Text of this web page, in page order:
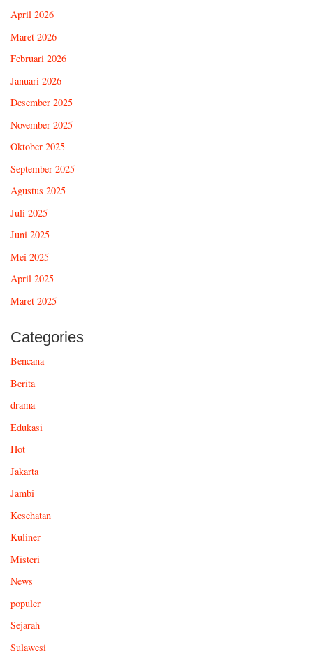
April 2026
Maret 2026
Februari 2026
Januari 2026
Desember 2025
November 2025
Oktober 2025
September 2025
Agustus 2025
Juli 2025
Juni 2025
Mei 2025
April 2025
Maret 2025
Categories
Bencana
Berita
drama
Edukasi
Hot
Jakarta
Jambi
Kesehatan
Kuliner
Misteri
News
populer
Sejarah
Sulawesi